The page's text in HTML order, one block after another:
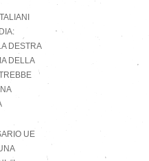
DESTRA
DELLA
UE